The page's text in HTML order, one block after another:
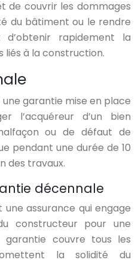
de couvrir les dommages
du bâtiment ou le rendre
rapidement la
liés à la construction.
garantie mise en place
l’acquéreur d’un bien
ou de défaut de
pendant une durée de 10
des travaux.
décennale
assurance qui engage
constructeur pour une
couvre tous les
la solidité du